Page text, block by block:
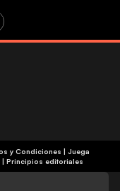
| Principios editoriales